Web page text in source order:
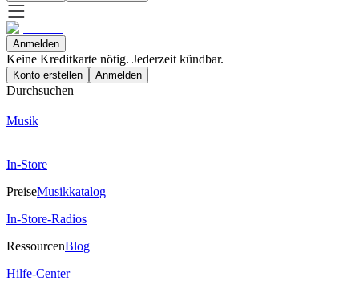
Anmelden
Keine Kreditkarte nötig. Jederzeit kündbar.
Konto erstellen Anmelden
Durchsuchen
Musik
In-Store
PreiseMusikkatalog
In-Store-Radios
RessourcenBlog
Hilfe-Center